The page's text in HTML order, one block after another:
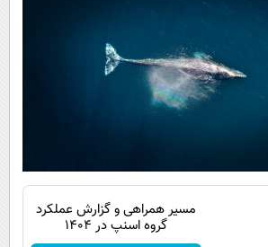
مسیر همراهی و گزارش عملکرد
گروه اسنپ در ۱۴۰۴